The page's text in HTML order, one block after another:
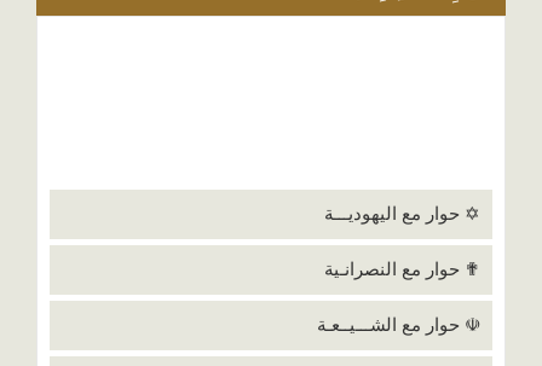
✡ حوار مع اليهوديـــة
✟ حوار مع النصرانـية
☫ حوار مع الشـــيــعـة